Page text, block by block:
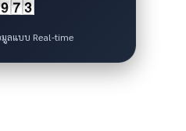
ลแบบ Real-time